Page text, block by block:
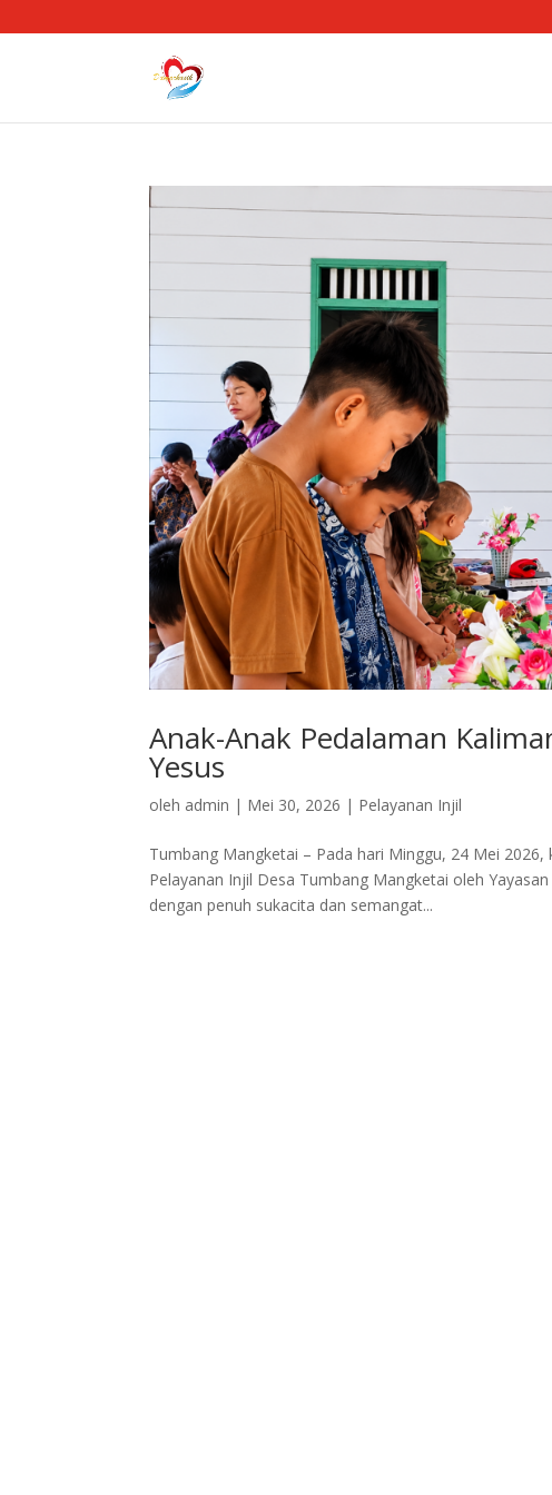
Anak-Anak Pedalaman
Yesus
oleh admin | Mei 30, 2026 | Pelayanan Injil
Tumbang Mangketai – Pada hari Minggu, 24 Mei
Pelayanan Injil Desa Tumbang Mangketai oleh
dengan penuh sukacita dan semangat...